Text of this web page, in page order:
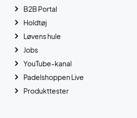
B2B Portal
Holdtøj
Løvens hule
Jobs
YouTube-kanal
Padelshoppen Live
Produkttester